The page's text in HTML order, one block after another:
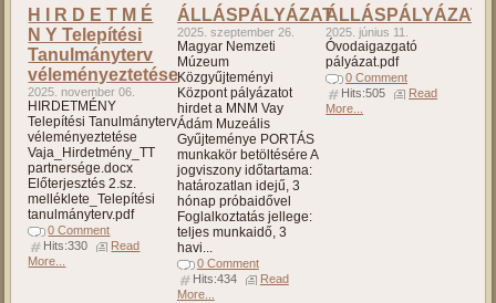
H I R D E T M É
N Y Telepítési
Tanulmányterv
véleményeztetése
2025. november 06.
HIRDETMÉNY
Telepítési Tanulmányterv
véleményeztetése
Vaja_Hirdetmény_TT
partnersége.docx
Előterjesztés 2.sz.
melléklete_Telepítési
tanulmányterv.pdf
0 Comment
Hits:330
Read
More...
ÁLLÁSPÁLYÁZAT
2025. szeptember 26.
Magyar Nemzeti
Múzeum
Közgyűjteményi
Központ pályázatot
hirdet a MNM Vay
Ádám Muzeális
Gyűjteménye PORTÁS
munkakör betöltésére A
jogviszony időtartama:
határozatlan idejű, 3
hónap próbaidővel
Foglalkoztatás jellege:
teljes munkaidő, 3
havi...
0 Comment
Hits:434
Read
More...
ÁLLÁSPÁLYÁZAT
2025. június 11.
Óvodaigazgató
pályázat.pdf
0 Comment
Hits:505
Read
More...